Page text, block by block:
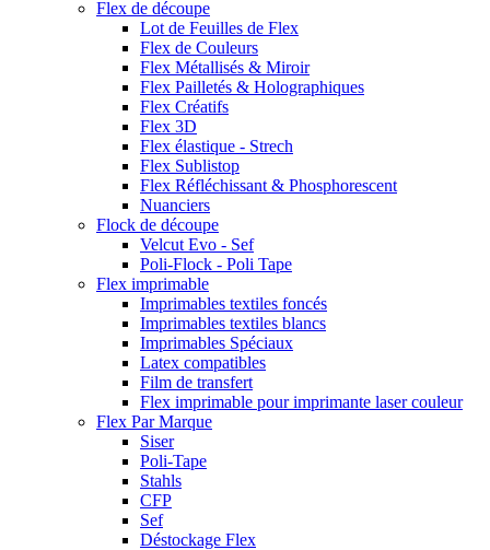
Flex de découpe
Lot de Feuilles de Flex
Flex de Couleurs
Flex Métallisés & Miroir
Flex Pailletés & Holographiques
Flex Créatifs
Flex 3D
Flex élastique - Strech
Flex Sublistop
Flex Réfléchissant & Phosphorescent
Nuanciers
Flock de découpe
Velcut Evo - Sef
Poli-Flock - Poli Tape
Flex imprimable
Imprimables textiles foncés
Imprimables textiles blancs
Imprimables Spéciaux
Latex compatibles
Film de transfert
Flex imprimable pour imprimante laser couleur
Flex Par Marque
Siser
Poli-Tape
Stahls
CFP
Sef
Déstockage Flex